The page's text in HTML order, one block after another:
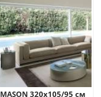
В КОРЗИНУ
MASON 320х105/95 см